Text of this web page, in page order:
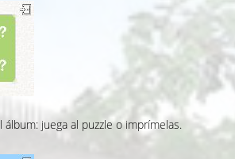
juega al puzzle o imprímelas.